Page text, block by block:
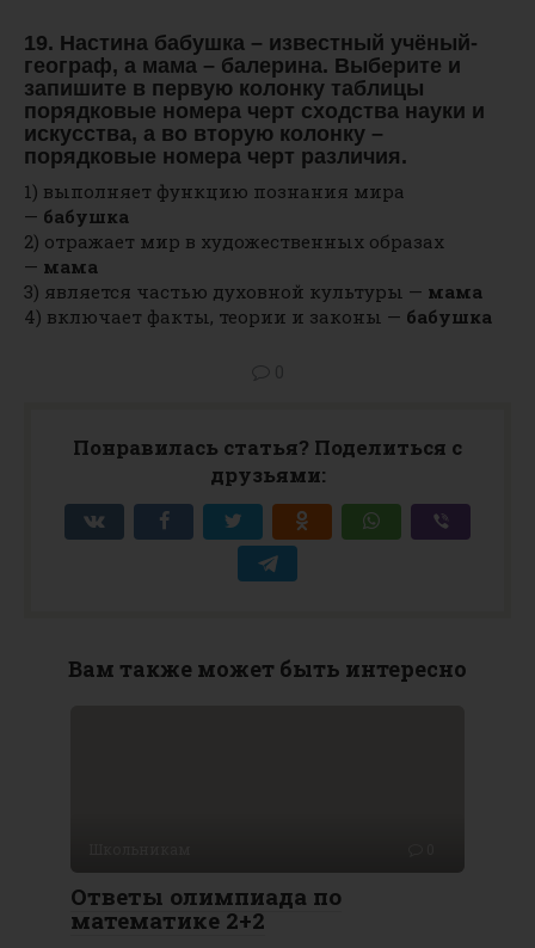
19. Настина бабушка – известный учёный-
географ, а мама – балерина. Выберите и
запишите в первую колонку таблицы
порядковые номера черт сходства науки и
искусства, а во вторую колонку –
порядковые номера черт различия.
1) выполняет функцию познания мира
— бабушка
2) отражает мир в художественных образах
— мама
3) является частью духовной культуры — мама
4) включает факты, теории и законы — бабушка
Понравилась статья? Поделиться с
друзьями:
Вам также может быть интересно
Ответы олимпиада по
математике 2+2